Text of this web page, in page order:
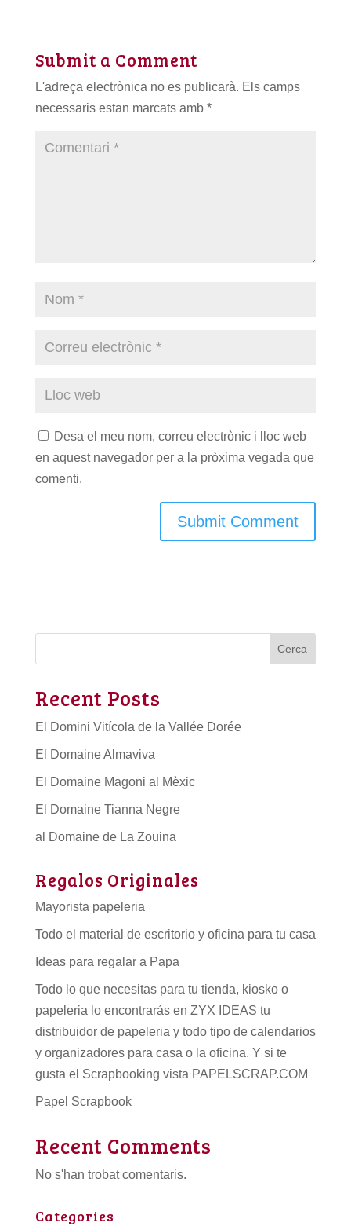
Submit a Comment
L'adreça electrònica no es publicarà. Els camps
necessaris estan marcats amb *
Desa el meu nom, correu electrònic i lloc web
en aquest navegador per a la pròxima vegada que
comenti.
Cerca
Recent Posts
El Domini Vitícola de la Vallée Dorée
El Domaine Almaviva
El Domaine Magoni al Mèxic
El Domaine Tianna Negre
al Domaine de La Zouina
Regalos Originales
Mayorista papeleria
Todo el material de escritorio y oficina para tu casa
Ideas para regalar a Papa
Todo lo que necesitas para tu tienda, kiosko o
papeleria lo encontrarás en ZYX IDEAS tu
distribuidor de papeleria y todo tipo de calendarios
y organizadores para casa o la oficina. Y si te
gusta el Scrapbooking vista PAPELSCRAP.COM
Papel Scrapbook
Recent Comments
No s'han trobat comentaris.
Categories